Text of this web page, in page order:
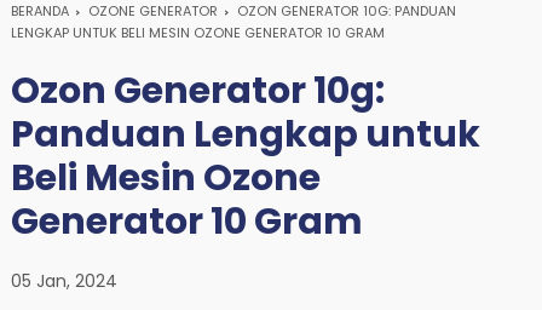
BERANDA OZONE GENERATOR
OZON GENERATOR 10G: PANDUAN
LENGKAP UNTUK BELI MESIN OZONE GENERATOR 10 GRAM
Ozon Generator 10g:
Panduan Lengkap untuk
Beli Mesin Ozone
Generator 10 Gram
05 Jan, 2024